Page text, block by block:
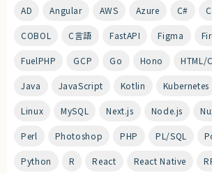
AD Angular AWS Azure C#
COBOL C言語 FastAPI Figma
FuelPHP GCP Go Hono HTML/
Java JavaScript Kotlin Kubernetes
Linux MySQL Next.js Node.js
Perl Photoshop PHP PL/SQL
Python R React React Native